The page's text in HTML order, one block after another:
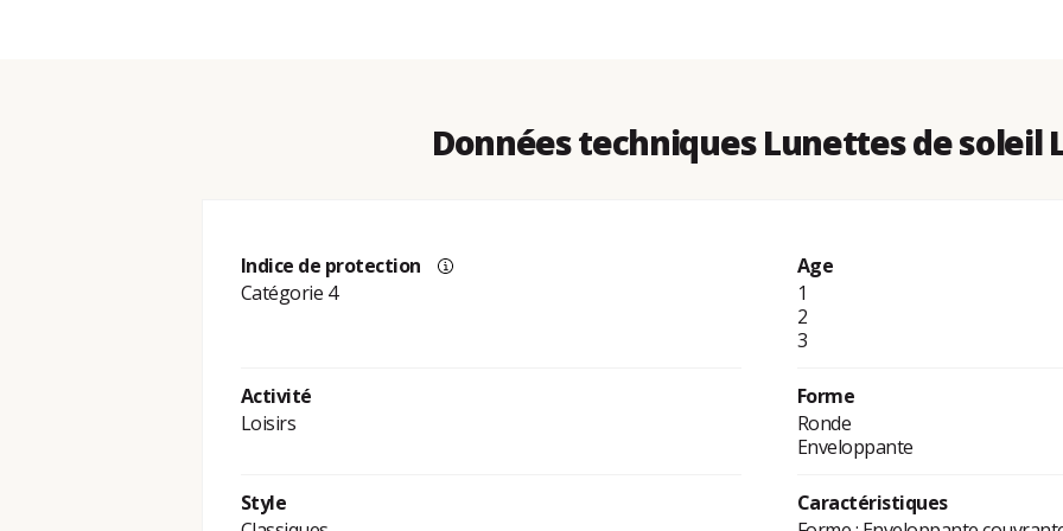
Données techniques Lunettes de soleil
Indice de protection
Catégorie 4
Age
1
2
3
Activité
Loisirs
Forme
Ronde
Enveloppante
Style
Caractéristiques